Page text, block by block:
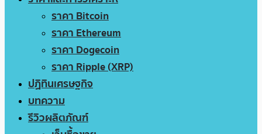
ราคา Bitcoin
ราคา Ethereum
ราคา Dogecoin
ราคา Ripple (XRP)
ปฏิทินเศรษฐกิจ
บทความ
รีวิวผลิตภัณฑ์